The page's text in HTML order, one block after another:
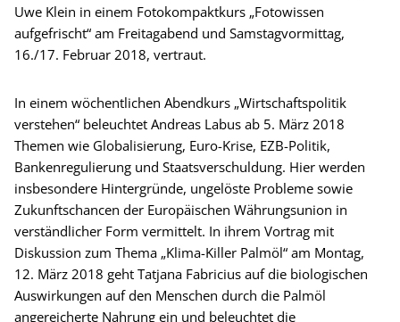
Uwe Klein in einem Fotokompaktkurs „Fotowissen
aufgefrischt“ am Freitagabend und Samstagvormittag,
16./17. Februar 2018, vertraut.
In einem wöchentlichen Abendkurs „Wirtschaftspolitik
verstehen“ beleuchtet Andreas Labus ab 5. März 2018
Themen wie Globalisierung, Euro-Krise, EZB-Politik,
Bankenregulierung und Staatsverschuldung. Hier werden
insbesondere Hintergründe, ungelöste Probleme sowie
Zukunftschancen der Europäischen Währungsunion in
verständlicher Form vermittelt. In ihrem Vortrag mit
Diskussion zum Thema „Klima-Killer Palmöl“ am Montag,
12. März 2018 geht Tatjana Fabricius auf die biologischen
Auswirkungen auf den Menschen durch die Palmöl
angereicherte Nahrung ein und beleuchtet die